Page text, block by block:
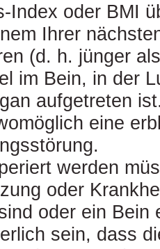
oder BMI
Ihrer
(d. h. jünger
im Bein, in der
aufgetreten
eine
werden
oder
oder ein Bein
sein, dass